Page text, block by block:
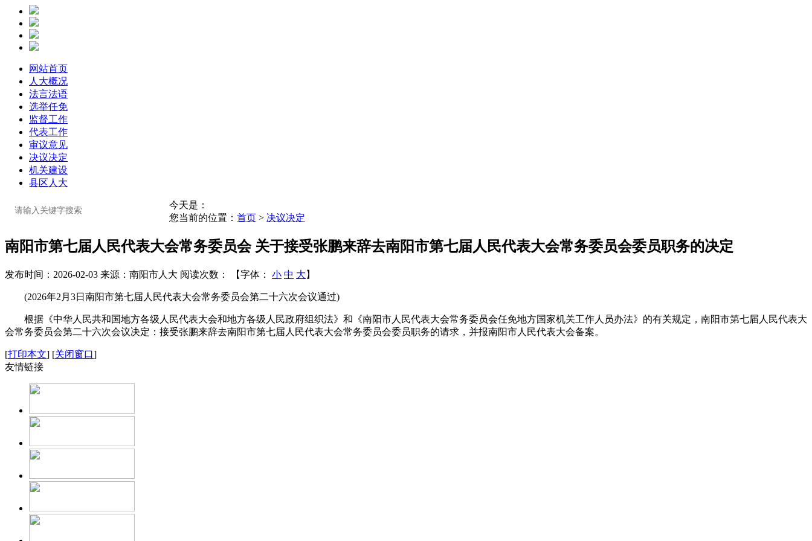
网站首页
人大概况
法言法语
选举任免
监督工作
代表工作
审议意见
决议决定
机关建设
县区人大
今天是：
您当前的位置： 首页 > 决议决定
南阳市第七届人民代表大会常务委员会 关于接受张鹏来辞去南阳市第七届人民代表大会常务委员会委员职务的决定
发布时间：2026-02-03 来源：南阳市人大 阅读次数： 【字体： 小 中 大 】
(2026年2月3日南阳市第七届人民代表大会常务委员会第二十六次会议通过)
根据《中华人民共和国地方各级人民代表大会和地方各级人民政府组织法》和《南阳市人民代表大会常务委员会任免地方国家机关工作人员办法》的有关规定，南阳市第七届人民代表大
会常务委员会第二十六次会议决定：接受张鹏来辞去南阳市第七届人民代表大会常务委员会委员职务的请求，并报南阳市人民代表大会备案。
[打印本文] [关闭窗口]
友情链接